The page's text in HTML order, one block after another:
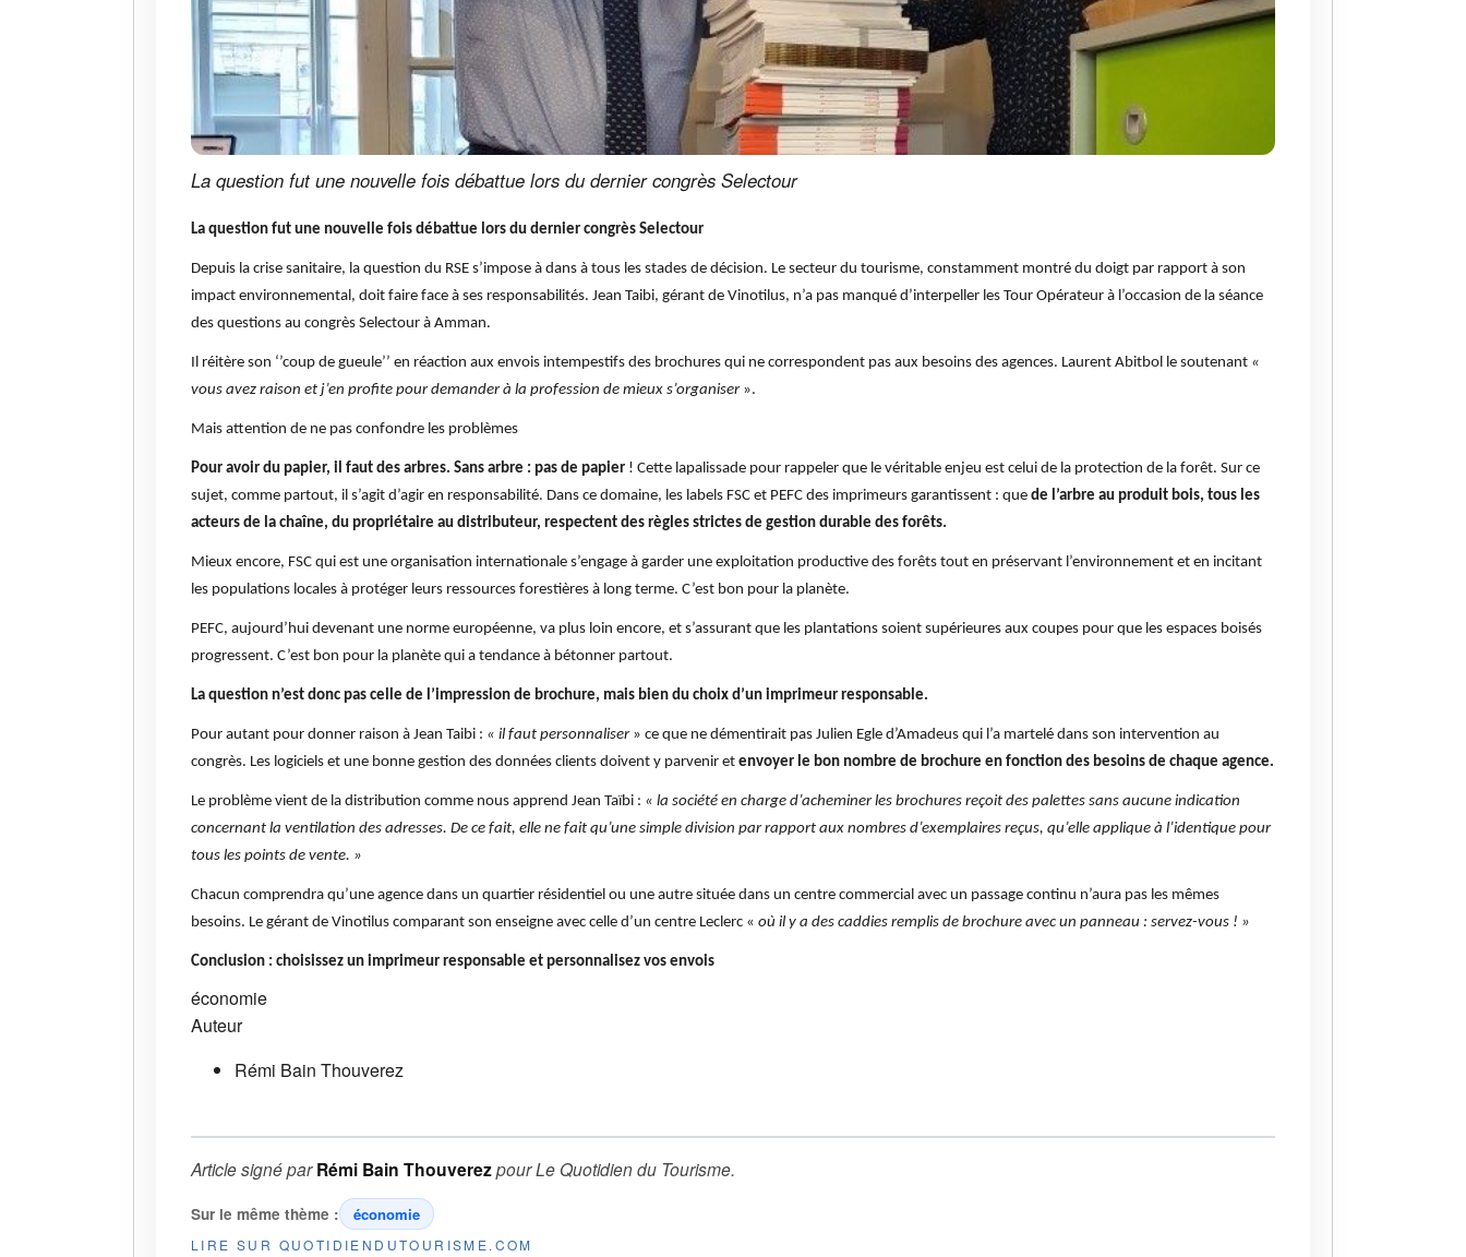
La question fut une nouvelle fois débattue lors du dernier congrès Selectour
La question fut une nouvelle fois débattue lors du dernier congrès Selectour
Depuis la crise sanitaire, la question du RSE s’impose à dans à tous les stades de décision. Le secteur du tourisme, constamment montré du doigt par rapport à son
impact environnemental, doit faire face à ses responsabilités. Jean Taibi, gérant de Vinotilus, n’a pas manqué d’interpeller les Tour Opérateur à l’occasion de la séance
des questions au congrès Selectour à Amman.
Il réitère son ‘’coup de gueule’’ en réaction aux envois intempestifs des brochures qui ne correspondent pas aux besoins des agences. Laurent Abitbol le soutenant «
vous avez raison et j’en profite pour demander à la profession de mieux s’organiser».
Mais attention de ne pas confondre les problèmes
Pour avoir du papier, il faut des arbres. Sans arbre : pas de papier ! Cette lapalissade pour rappeler que le véritable enjeu est celui de la protection de la forêt. Sur ce
sujet, comme partout, il s’agit d’agir en responsabilité. Dans ce domaine, les labels FSC et PEFC des imprimeurs garantissent : que de l’arbre au produit bois, tous les
acteurs de la chaîne, du propriétaire au distributeur, respectent des règles strictes de gestion durable des forêts.
Mieux encore, FSC qui est une organisation internationale s’engage à garder une exploitation productive des forêts tout en préservant l’environnement et en incitant
les populations locales à protéger leurs ressources forestières à long terme. C’est bon pour la planète.
PEFC, aujourd’hui devenant une norme européenne, va plus loin encore, et s’assurant que les plantations soient supérieures aux coupes pour que les espaces boisés
progressent. C’est bon pour la planète qui a tendance à bétonner partout.
La question n’est donc pas celle de l’impression de brochure, mais bien du choix d’un imprimeur responsable.
Pour autant pour donner raison à Jean Taibi : « il faut personnaliser» ce que ne démentirait pas Julien Egle d’Amadeus qui l’a martelé dans son intervention au
congrès. Les logiciels et une bonne gestion des données clients doivent y parvenir et envoyer le bon nombre de brochure en fonction des besoins de chaque agence.
Le problème vient de la distribution comme nous apprend Jean Taïbi : « la société en charge d’acheminer les brochures reçoit des palettes sans aucune indication
concernant la ventilation des adresses. De ce fait, elle ne fait qu’une simple division par rapport aux nombres d’exemplaires reçus, qu’elle applique à l’identique pour
tous les points de vente. »
Chacun comprendra qu’une agence dans un quartier résidentiel ou une autre située dans un centre commercial avec un passage continu n’aura pas les mêmes
besoins. Le gérant de Vinotilus comparant son enseigne avec celle d’un centre Leclerc « où il y a des caddies remplis de brochure avec un panneau : servez-vous ! »
Conclusion : choisissez un imprimeur responsable et personnalisez vos envois
économie
Auteur
Rémi Bain Thouverez
Article signé parRémi Bain ThouverezpourLe Quotidien du Tourisme.
Sur le même thème : économie
LIRE SUR QUOTIDIENDUTOURISME.COM